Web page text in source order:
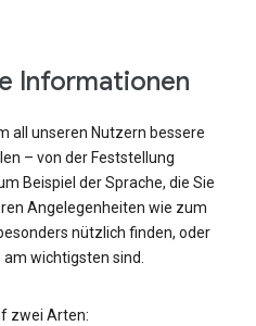
Informationen
all unseren Nutzern bessere
– von der Feststellung
Beispiel der Sprache, die Sie
Angelegenheiten wie zum
nützlich finden, oder
am wichtigsten sind.
zwei Arten: